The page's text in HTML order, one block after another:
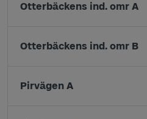
Otterbäckens ind. omr A
Otterbäckens ind. omr B
Pirvägen A